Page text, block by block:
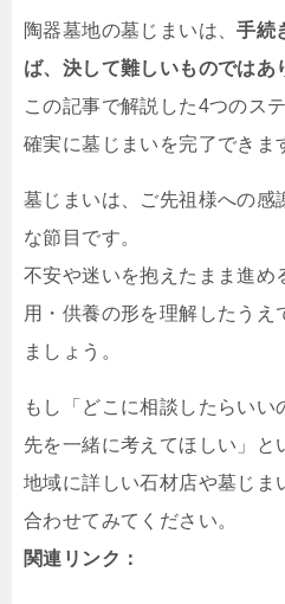
陶器墓地の墓じまいは、手続
ば、決して難しいものではあ
この記事で解説した4つのス
確実に墓じまいを完了できま
墓じまいは、ご先祖様への感
な節目です。
不安や迷いを抱えたまま進め
用・供養の形を理解したうえ
ましょう。
もし「どこに相談したらい
先を一緒に考えてほしい」と
地域に詳しい石材店や墓じま
合わせてみてください。
関連リンク：